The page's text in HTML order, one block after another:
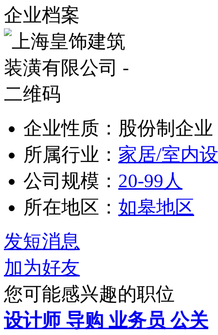
企业档案
企业性质：股份制企业
所属行业： 家居/室内
公司规模： 20-99人
所在地区： 如皋地区
发短消息
加为好友
您可能感兴趣的职位
设计师 导购 业务员 公关